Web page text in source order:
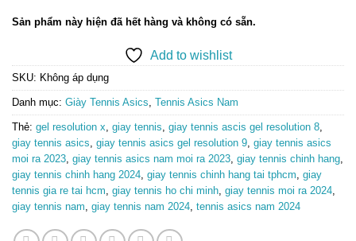
Sản phẩm này hiện đã hết hàng và không có sẵn.
Add to wishlist
SKU: Không áp dụng
Danh mục: Giày Tennis Asics, Tennis Asics Nam
Thẻ: gel resolution x, giay tennis, giay tennis ascis gel resolution 8,
giay tennis asics, giay tennis asics gel resolution 9, giay tennis asics
moi ra 2023, giay tennis asics nam moi ra 2023, giay tennis chinh hang,
giay tennis chinh hang 2024, giay tennis chinh hang tai tphcm, giay
tennis gia re tai hcm, giay tennis ho chi minh, giay tennis moi ra 2024,
giay tennis nam, giay tennis nam 2024, tennis asics nam 2024